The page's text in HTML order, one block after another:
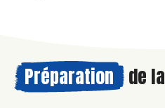
Préparation de la